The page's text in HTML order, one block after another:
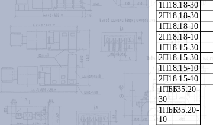
1П18.18-30
2П18.18-30
1П18.18-10
2П18.18-10
1П18.15-30
2П18.15-30
1П18.15-10
2П18.15-10
1ПББ35.20-
30
1ПББ35.20-
10